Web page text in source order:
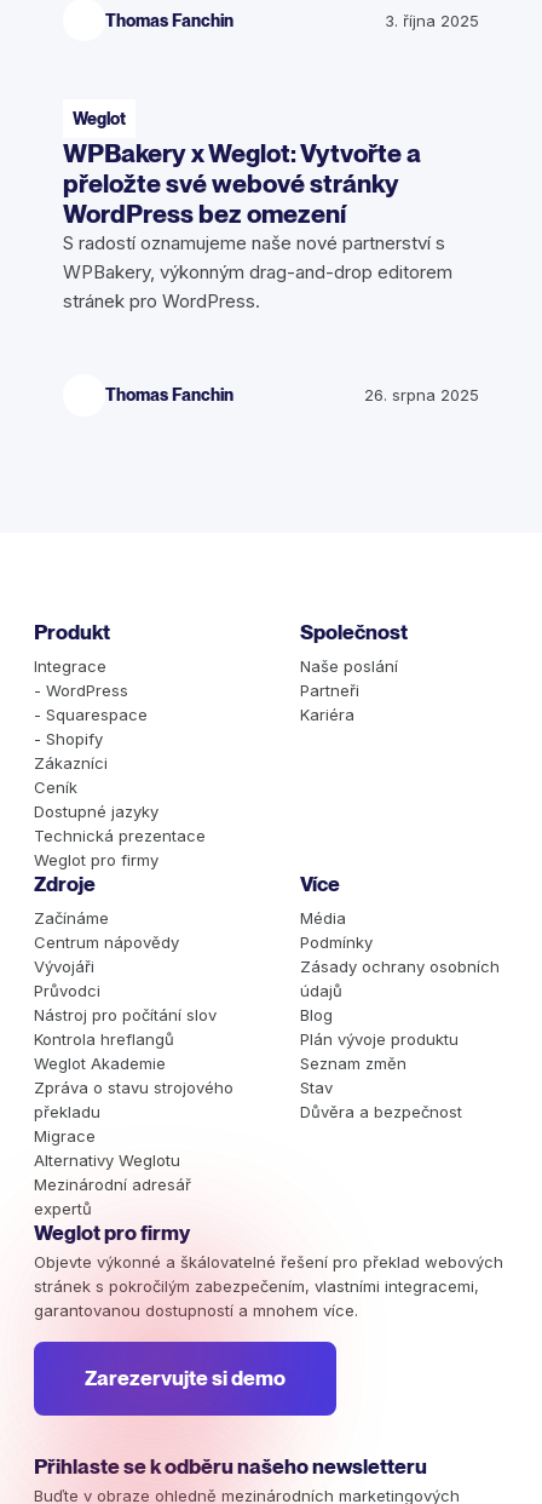
Thomas Fanchin 3. října 2025
Weglot
WPBakery x Weglot: Vytvořte a
přeložte své webové stránky
WordPress bez omezení
S radostí oznamujeme naše nové partnerství s
WPBakery, výkonným drag-and-drop editorem
stránek pro WordPress.
Thomas Fanchin 26. srpna 2025
Produkt
Integrace
- WordPress
- Squarespace
- Shopify
Zákazníci
Ceník
Dostupné jazyky
Technická prezentace
Weglot pro firmy
Společnost
Naše poslání
Partneři
Kariéra
Zdroje
Začínáme
Centrum nápovědy
Vývojáři
Průvodci
Nástroj pro počítání slov
Kontrola hreflangů
Weglot Akademie
Zpráva o stavu strojového
překladu
Migrace
Alternativy Weglotu
Mezinárodní adresář
expertů
Více
Média
Podmínky
Zásady ochrany osobních
údajů
Blog
Plán vývoje produktu
Seznam změn
Stav
Důvěra a bezpečnost
Weglot pro firmy
Objevte výkonné a škálovatelné řešení pro překlad webových
stránek s pokročilým zabezpečením, vlastními integracemi,
garantovanou dostupností a mnohem více.
Zarezervujte si demo
Přihlaste se k odběru našeho newsletteru
Buďte v obraze ohledně mezinárodních marketingových